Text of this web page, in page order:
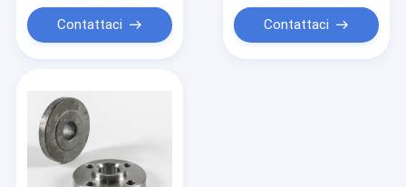
Contattaci Contattaci